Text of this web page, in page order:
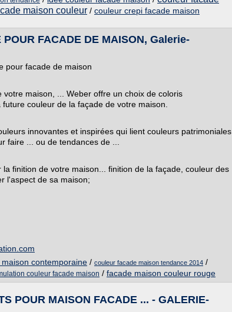
maison couleur / couleur crepi facade maison
FACADE DE MAISON, Galerie-
pour facade de maison
maison, ... Weber offre un choix de coloris
couleur de la façade de votre maison.
innovantes et inspirées qui lient couleurs patrimoniales
faire ... ou de tendances de ...
finition de votre maison... finition de la façade, couleur des
l'aspect de sa maison;
contemporaine / couleur facade maison tendance 2014 /
couleur facade maison / facade maison couleur rouge
POUR MAISON FACADE ... - GALERIE-